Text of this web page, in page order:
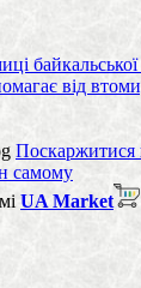
від
Поскаржитися
самому
UA Market